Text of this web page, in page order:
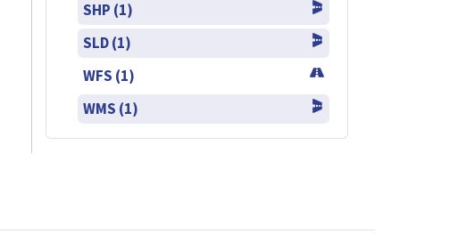
SHP (1)
SLD (1)
WFS (1)
WMS (1)